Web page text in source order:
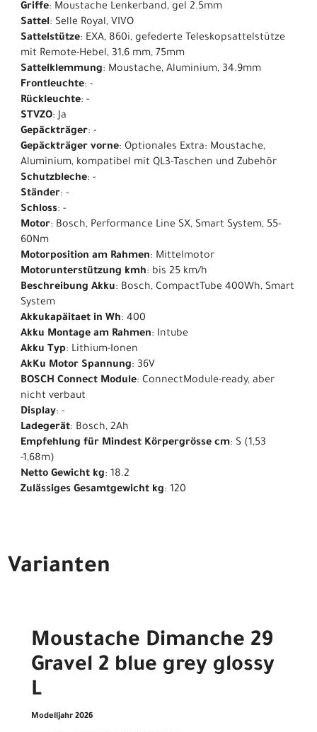
Griffe: Moustache Lenkerband, gel 2.5mm
Sattel: Selle Royal, VIVO
Sattelstütze: EXA, 860i, gefederte Teleskopsattelstütze
mit Remote-Hebel, 31,6 mm, 75mm
Sattelklemmung: Moustache, Aluminium, 34.9mm
Frontleuchte: -
Rückleuchte: -
STVZO: Ja
Gepäckträger: -
Gepäckträger vorne: Optionales Extra: Moustache,
Aluminium, kompatibel mit QL3-Taschen und Zubehör
Schutzbleche: -
Ständer: -
Schloss: -
Motor: Bosch, Performance Line SX, Smart System, 55-
60Nm
Motorposition am Rahmen: Mittelmotor
Motorunterstützung kmh: bis 25 km/h
Beschreibung Akku: Bosch, CompactTube 400Wh, Smart
System
Akkukapäitaet in Wh: 400
Akku Montage am Rahmen: Intube
Akku Typ: Lithium-Ionen
AkKu Motor Spannung: 36V
BOSCH Connect Module: ConnectModule-ready, aber
nicht verbaut
Display: -
Ladegerät: Bosch, 2Ah
Empfehlung für Mindest Körpergrösse cm: S (1,53
-1,68m)
Netto Gewicht kg: 18.2
Zulässiges Gesamtgewicht kg: 120
Varianten
Moustache Dimanche 29
Gravel 2 blue grey glossy
L
Modelljahr 2026